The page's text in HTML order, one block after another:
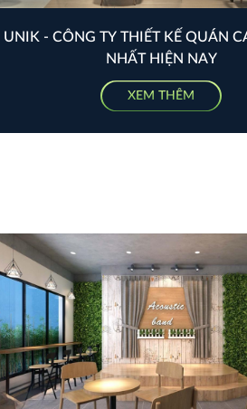
UNIK - CÔNG TY THIẾT KẾ QUÁN
NHẤT HIỆN NAY
XEM THÊM